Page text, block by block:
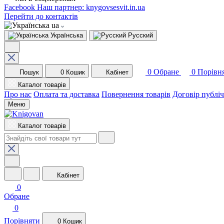
Facebook Наш партнер: knygovsesvit.in.ua
Перейти до контактів
ua
Українська Русский
Пошук 0 Кошик Кабінет 0 Обране 0
Каталог товарів
Про нас Оплата та доставка Повернення товарів Договір
Меню
Каталог товарів
Кабінет
0
Обране
0
Порівняти
0 Кошик